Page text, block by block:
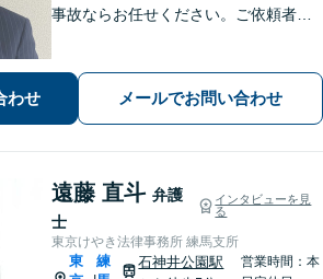
事故ならお任せください。ご依頼者様
張対応も可能です。【土日・夜間相談
わせ メールでお問い合わせ
遠藤 直斗 弁護
士
インタビューを見
る
東京けやき法律事務所 練馬支所
東
練
石神井公園駅
営業時間：本